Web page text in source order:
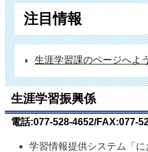
注目情報
生涯学習課のページへよ
生涯学習振興係
電話:077-528-4652/FAX:077-
学習情報提供システム「